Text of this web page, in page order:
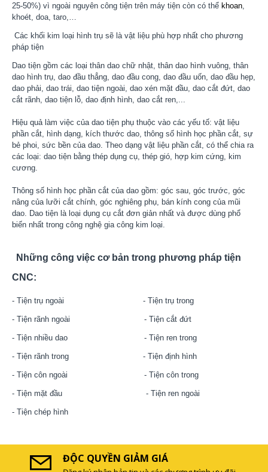
25-50%) vì ngoài nguyên công tiện trên máy tiện còn có thể khoan
khoét, doa, taro,…
Các khối kim loại hình trụ sẽ là vật liệu phù hợp nhất cho phương
pháp tiện
Dao tiện gồm các loại thân dao chữ nhật, thân dao hình vuông, thân
dao hình trụ, dao đầu thẳng, dao đầu cong, dao đầu uốn, dao đầu hẹp,
dao phải, dao trái, dao tiện ngoài, dao xén mặt đầu, dao cắt đứt, dao
cắt rãnh, dao tiện lỗ, dao định hình, dao cắt ren,...
Hiệu quả làm việc của dao tiện phụ thuộc vào các yếu tố: vật liệu
phần cắt, hình dạng, kích thước dao, thông số hình học phần cắt, sự
bẻ phoi, sức bền của dao. Theo dạng vật liệu phần cắt, có thể chia ra
các loại: dao tiện bằng thép dụng cụ, thép gió, hợp kim cứng, kim
cương.
Thông số hình học phần cắt của dao gồm: góc sau, góc trước, góc
nâng của lưỡi cắt chính, góc nghiêng phụ, bán kính cong của mũi
dao. Dao tiện là loại dụng cụ cắt đơn giản nhất và được dùng phổ
biến nhất trong công nghệ gia công kim loại.
Những công việc cơ bản trong phương pháp tiện
CNC:
- Tiện trụ ngoài - Tiện trụ trong
- Tiện rãnh ngoài - Tiện cắt đứt
- Tiện nhiều dao - Tiện ren trong
- Tiện rãnh trong - Tiện định hình
- Tiện côn ngoài - Tiện côn trong
- Tiện mặt đầu - Tiện ren ngoài
- Tiện chép hình
ĐỘC QUYỀN GIẢM GIÁ